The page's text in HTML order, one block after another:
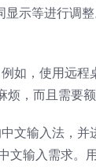
示等进行调
如，使用远
，而且需要额
文输入法，
文输入需求。